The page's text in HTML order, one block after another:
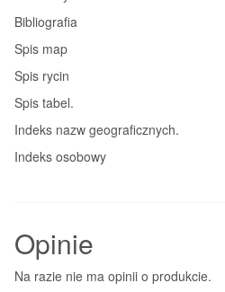
Bibliografia
Spis map
Spis rycin
Spis tabel.
Indeks nazw geograficznych.
Indeks osobowy
Opinie
Na razie nie ma opinii o produkcie.